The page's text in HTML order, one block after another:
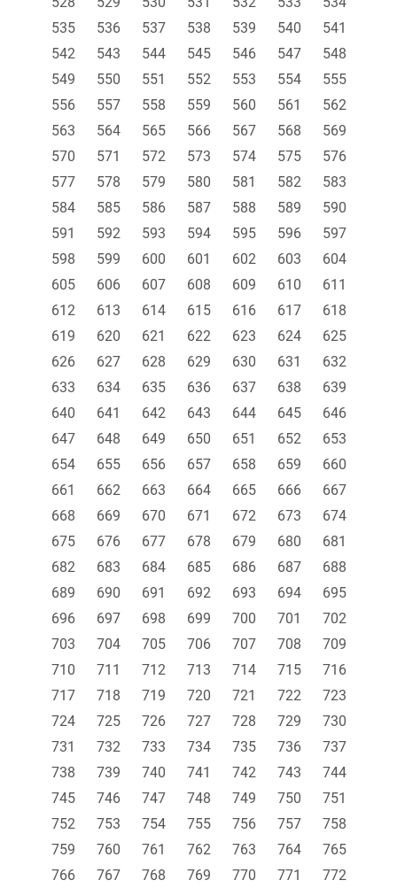
535
536 537 538 539 540
541
542
543 544 545 546 547
548
549
550 551 552 553 554
555
556
557 558 559 560 561
562
563
564 565 566 567 568
569
570
571 572 573 574 575
576
577
578 579 580 581 582
583
584
585 586 587 588 589
590
591
592 593 594 595 596
597
598
599 600 601 602 603
604
605
606 607 608 609 610
611
612
613 614 615 616 617
618
619
620 621 622 623 624
625
626
627 628 629 630 631
632
633
634 635 636 637 638
639
640
641 642 643 644 645
646
647
648 649 650 651 652
653
654
655 656 657 658 659
660
661
662 663 664 665 666
667
668
669 670 671 672 673
674
675
676 677 678 679 680
681
682
683 684 685 686 687
688
689
690 691 692 693 694
695
696
697 698 699 700 701
702
703
704 705 706 707 708
709
710
711 712 713 714 715
716
717
718 719 720 721 722
723
724
725 726 727 728 729
730
731
732 733 734 735 736
737
738
739 740 741 742 743
744
745
746 747 748 749 750
751
752
753 754 755 756 757
758
759
760 761 762 763 764
765
766
767 768 769 770 771
772